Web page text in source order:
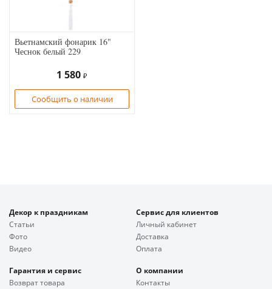
Вьетнамский фонарик 16"
Чеснок белый 229
1 580 ₽
Сообщить о наличии
Декор к праздникам
Статьи
Фото
Видео
Сервис для клиентов
Личный кабинет
Доставка
Оплата
Гарантия и сервис
Возврат товара
О компании
Контакты